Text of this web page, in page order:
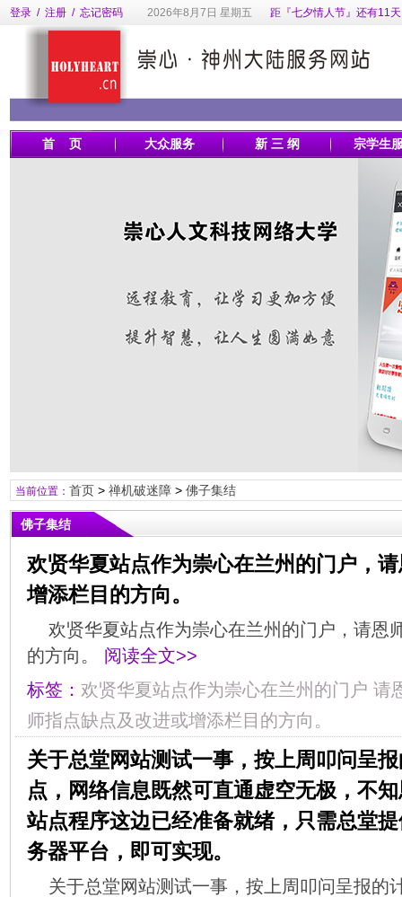
登录/ 注册/ 忘记密码 2026年8月7日 星期五 距『七夕情人节』还有11天
首 页 大众服务 新 三 纲 宗学生
当前位置： 首页> 禅机破迷障> 佛子集结
佛子集结
欢贤华夏站点作为崇心在兰州的门户，
增添栏目的方向。
欢贤华夏站点作为崇心在兰州的门户，请恩
的方向。 阅读全文>>
标签： 欢贤华夏站点作为崇心在兰州的门户 请
师指点缺点及改进或增添栏目的方向。
关于总堂网站测试一事，按上周叩问呈
点，网络信息既然可直通虚空无极，不
站点程序这边已经准备就绪，只需总堂
务器平台，即可实现。
关于总堂网站测试一事，按上周叩问呈报的